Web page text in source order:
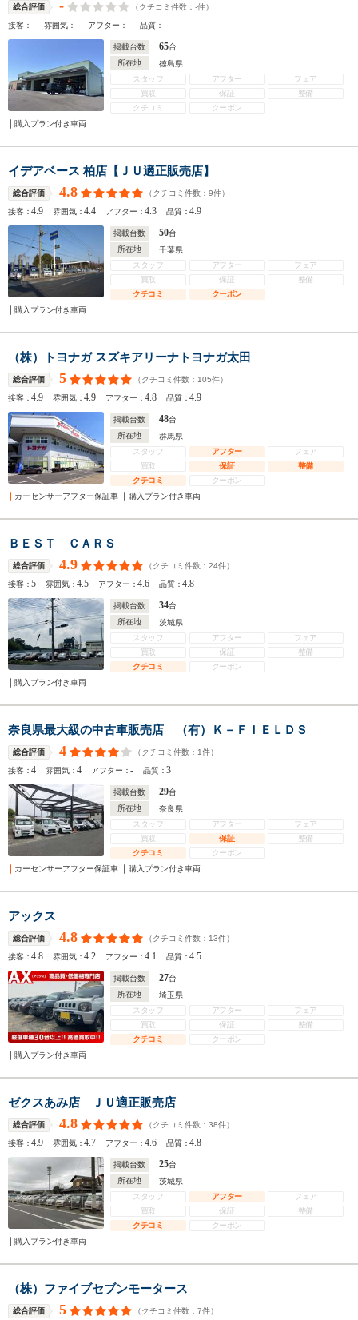
総合評価 - （クチコミ件数： -件）
接客：- 雰囲気：- アフター：- 品質：-
掲載台数 65台
所在地
徳島県
スタッフ
アフター
フェア
買取
保証
整備
クチコミ
クーポン
購入プラン付き車両
イデアベース 柏店【ＪＵ適正販売店】
総合評価 4.8 （クチコミ件数： 9件）
接客：4.9 雰囲気：4.4 アフター：4.3 品質：4.9
掲載台数 50台
所在地
千葉県
スタッフ
アフター
フェア
買取
保証
整備
クチコミ
クーポン
購入プラン付き車両
（株）トヨナガ スズキアリーナトヨナガ太田
総合評価 5 （クチコミ件数： 105件）
接客：4.9 雰囲気：4.9 アフター：4.8 品質：4.9
掲載台数 48台
所在地
群馬県
スタッフ
アフター
フェア
買取
保証
整備
クチコミ
クーポン
カーセンサーアフター保証車
購入プラン付き車両
ＢＥＳＴ ＣＡＲＳ
総合評価 4.9 （クチコミ件数： 24件）
接客：5 雰囲気：4.5 アフター：4.6 品質：4.8
掲載台数 34台
所在地
茨城県
スタッフ
アフター
フェア
買取
保証
整備
クチコミ
クーポン
購入プラン付き車両
奈良県最大級の中古車販売店 （有）Ｋ－ＦＩＥＬＤＳ
総合評価 4 （クチコミ件数： 1件）
接客：4 雰囲気：4 アフター：- 品質：3
掲載台数 29台
所在地
奈良県
スタッフ
アフター
フェア
買取
保証
整備
クチコミ
クーポン
カーセンサーアフター保証車
購入プラン付き車両
アックス
総合評価 4.8 （クチコミ件数： 13件）
接客：4.8 雰囲気：4.2 アフター：4.1 品質：4.5
掲載台数 27台
所在地
埼玉県
スタッフ
アフター
フェア
買取
保証
整備
クチコミ
クーポン
購入プラン付き車両
ゼクスあみ店 ＪＵ適正販売店
総合評価 4.8 （クチコミ件数： 38件）
接客：4.9 雰囲気：4.7 アフター：4.6 品質：4.8
掲載台数 25台
所在地
茨城県
スタッフ
アフター
フェア
買取
保証
整備
クチコミ
クーポン
購入プラン付き車両
（株）ファイブセブンモータース
総合評価 5 （クチコミ件数： 7件）